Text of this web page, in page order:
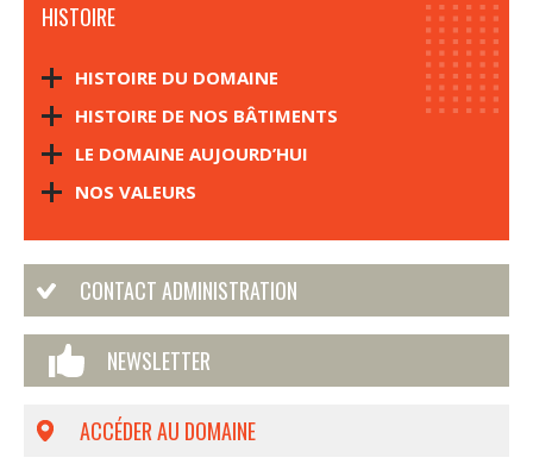
HISTOIRE
HISTOIRE DU DOMAINE
HISTOIRE DE NOS BÂTIMENTS
LE DOMAINE AUJOURD’HUI
NOS VALEURS
CONTACT ADMINISTRATION
NEWSLETTER
ACCÉDER AU DOMAINE